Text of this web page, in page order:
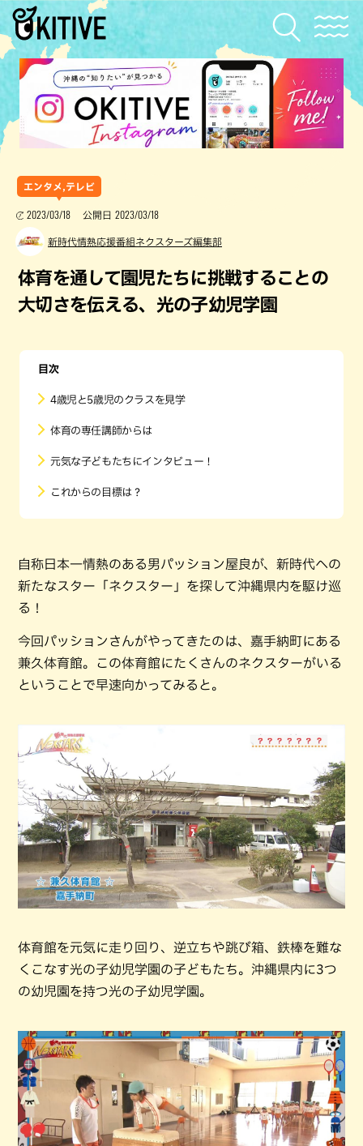
エンタメ,テレビ
2023/03/18 公開日 2023/03/18
新時代情熱応援番組ネクスターズ編集部
体育を通して園児たちに挑戦することの
大切さを伝える、光の子幼児学園
目次
4歳児と5歳児のクラスを見学
体育の専任講師からは
元気な子どもたちにインタビュー！
これからの目標は？
自称日本一情熱のある男パッション屋良が、新時代への
新たなスター「ネクスター」を探して沖縄県内を駆け巡
る！
今回パッションさんがやってきたのは、嘉手納町にある
兼久体育館。この体育館にたくさんのネクスターがいる
ということで早速向かってみると。
体育館を元気に走り回り、逆立ちや跳び箱、鉄棒を難な
くこなす光の子幼児学園の子どもたち。沖縄県内に3つ
の幼児園を持つ光の子幼児学園。